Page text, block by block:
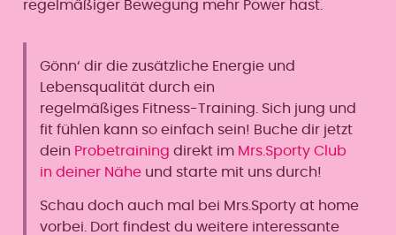
regelmäßiger Bewegung mehr Power hast.
Gönn‘ dir die zusätzliche Energie und
Lebensqualität durch ein
regelmäßiges Fitness-Training. Sich jung und
fit fühlen kann so einfach sein! Buche dir jetzt
dein Probetraining direkt im Mrs.Sporty Club
in deiner Näheund starte mit uns durch!
Schau doch auch mal bei Mrs.Sporty at home
vorbei. Dort findest du weitere interessante